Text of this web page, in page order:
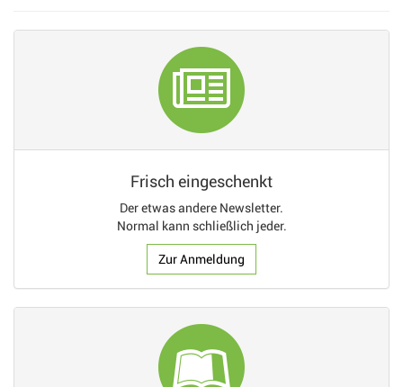
Frisch eingeschenkt
Der etwas andere Newsletter.
Normal kann schließlich jeder.
Zur Anmeldung